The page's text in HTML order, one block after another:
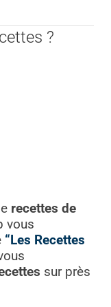
?
recettes de
vous
“Les Recettes
sur près